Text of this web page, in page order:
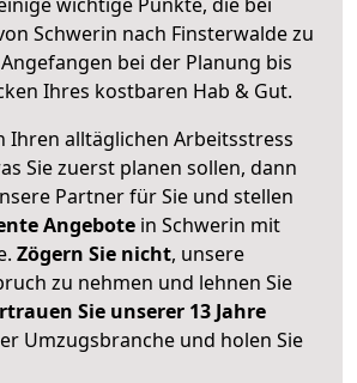
Schwerin nach Finsterwalde zu
Angefangen bei der Planung bis
Ihres kostbaren Hab & Gut.
Ihren alltäglichen Arbeitsstress
Sie zuerst planen sollen, dann
Partner für Sie und stellen
Angebote in Schwerin mit
Zögern Sie nicht, unsere
zu nehmen und lehnen Sie
Sie unserer 13 Jahre
Umzugsbranche und holen Sie